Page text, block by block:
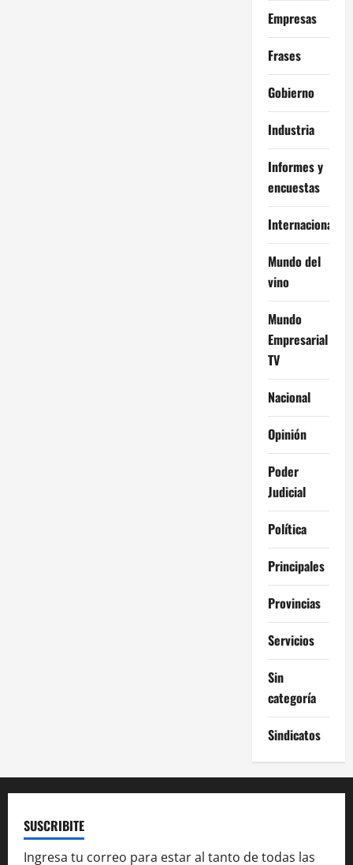
Empresas
Frases
Gobierno
Industria
Informes y
encuestas
Internacional
Mundo del
vino
Mundo
Empresarial
TV
Nacional
Opinión
Poder
Judicial
Política
Principales
Provincias
Servicios
Sin
categoría
Sindicatos
SUSCRIBITE
Ingresa tu correo para estar al tanto de todas las